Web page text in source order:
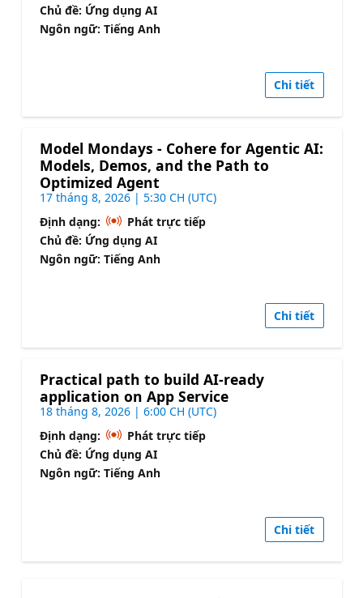
Chủ đề: Ứng dụng AI
Ngôn ngữ: Tiếng Anh
Chi tiết
Model Mondays - Cohere for Agentic AI:
Models, Demos, and the Path to
Optimized Agent
17 tháng 8, 2026 | 5:30 CH (UTC)
Định dạng:
Phát trực tiếp
Chủ đề: Ứng dụng AI
Ngôn ngữ: Tiếng Anh
Chi tiết
Practical path to build AI-ready
application on App Service
18 tháng 8, 2026 | 6:00 CH (UTC)
Định dạng:
Phát trực tiếp
Chủ đề: Ứng dụng AI
Ngôn ngữ: Tiếng Anh
Chi tiết